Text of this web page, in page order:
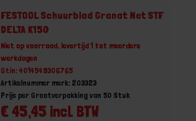
FESTOOL Schuurblad Granat Net STF
DELTA K150
Niet op voorraad, levertijd 1 tot meerdere
werkdagen
Gtin: 4014549306765
Artikelnummer merk: 203323
€ 45,45 incl. BTW
Prijs per Grootverpakking van 50 Stuk